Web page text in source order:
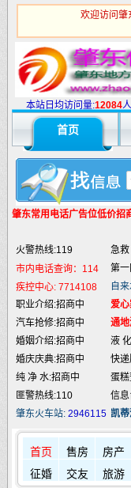
欢迎访问肇
本站日均访问量:12084
首页
肇东常用电话广告位低价招
火警热线:119 急
市内电话查询：114
第一
疾控中心:7714108 自
职业介绍:招商中
汽车抢修:招商中
通
婚庆庆典:招商中
快
纯 净 水:招商中
蛋
匪警热线:110
信
火警热线:119
急
市内电话查询：114
第
疾控中心: 7714108 自
职业介绍:招商中
爱
汽车抢修:招商中
通
婚姻介绍:招商中
液
婚庆庆典:招商中
快
纯 净 水:招商中
蛋
匪警热线:110
信
肇东火车站: 2946115 凯
首页 售房 房产
征婚
交友 旅游